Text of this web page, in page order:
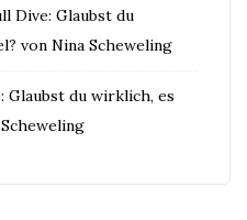
Dive: Glaubst du
von Nina Scheweling
Glaubst du wirklich, es